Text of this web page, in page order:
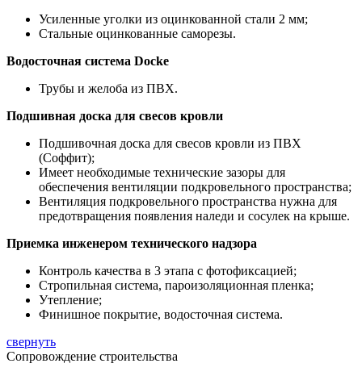
Усиленные уголки из оцинкованной стали 2 мм;
Стальные оцинкованные саморезы.
Водосточная система Docke
Трубы и желоба из ПВХ.
Подшивная доска для свесов кровли
Подшивочная доска для свесов кровли из ПВХ
(Соффит);
Имеет необходимые технические зазоры для
обеспечения вентиляции подкровельного пространства;
Вентиляция подкровельного пространства нужна для
предотвращения появления наледи и сосулек на крыше.
Приемка инженером технического надзора
Контроль качества в 3 этапа с фотофиксацией;
Стропильная система, пароизоляционная пленка;
Утепление;
Финишное покрытие, водосточная система.
свернуть
Сопровождение строительства